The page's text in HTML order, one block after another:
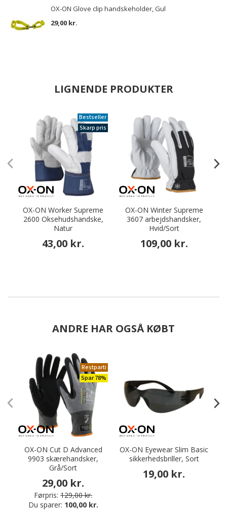
OX-ON Glove clip handskeholder, Gul
29,00 kr.
LIGNENDE PRODUKTER
Bestseller
Skarp pris
OX-ON Worker Supreme
2600 Oksehudshandske,
Natur
43,00 kr.
OX-ON Winter Supreme
3607 arbejdshandsker,
Hvid/Sort
109,00 kr.
ANDRE HAR OGSÅ KØBT
Restparti
Spar 78%
OX-ON Cut D Advanced
9903 skærehandsker,
Grå/Sort
29,00 kr.
Førpris: 129,00 kr.
Du sparer: 100,00 kr.
OX-ON Eyewear Slim Basic
sikkerhedsbriller, Sort
19,00 kr.